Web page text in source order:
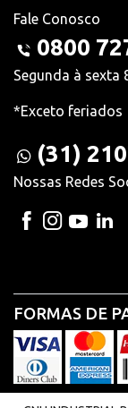
Fale Conosco
0800
Segunda à sexta
*Exceto feriados
(31)
Nossas Redes
FORMAS DE